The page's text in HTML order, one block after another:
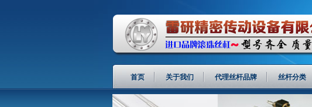
首页 关于我们 代理丝杆品牌 丝杆分类